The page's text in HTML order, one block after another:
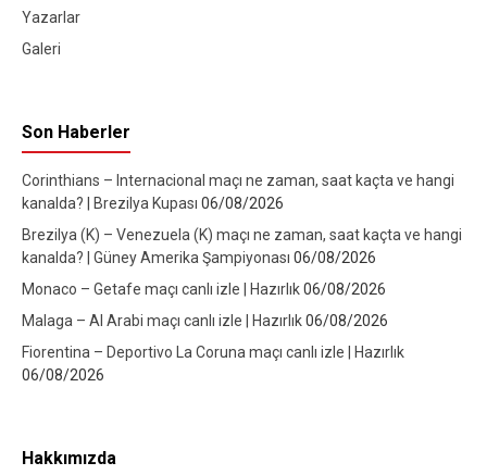
Yazarlar
Galeri
Son Haberler
Corinthians – Internacional maçı ne zaman, saat kaçta ve hangi
kanalda? | Brezilya Kupası 06/08/2026
Brezilya (K) – Venezuela (K) maçı ne zaman, saat kaçta ve hangi
kanalda? | Güney Amerika Şampiyonası 06/08/2026
Monaco – Getafe maçı canlı izle | Hazırlık06/08/2026
Malaga – Al Arabi maçı canlı izle | Hazırlık06/08/2026
Fiorentina – Deportivo La Coruna maçı canlı izle | Hazırlık
06/08/2026
Hakkımızda